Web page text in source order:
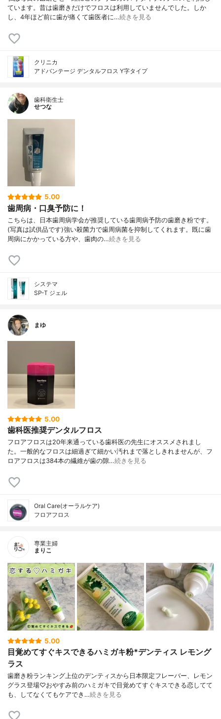
ています。昔は歯磨きだけでフロスは利用していませんでした。しか
し、4年ほど前に歯が痛くて歯医者に…続きを見る
クリニカ
アドバンテージ デンタルフロス Y字タイプ
歯科衛生士
せつな
5.00
歯周病・口臭予防に！
こちらは、日本歯周病学会が推奨している歯周病予防の歯磨き粉です。
(写真は試供品です)強い殺菌力で歯周病菌を抑制してくれます。既に歯
周病にかかっている方や、歯肉の…続きを見る
システマ
SP-T ジェル
まゆ
5.00
歯科医推奨デンタルフロス
フロアフロスは20年来通っている歯科医の先生にオススメされまし
た。一般的なフロスは細過ぎて細かい汚れまで落としきれませんが、フ
ロアフロスは384本の繊維が歯の隙…続きを見る
Oral Care(オーラルケア)
フロアフロス
専業主婦
まりこ
5.00
目覚めてすぐキスできるハミガキ粉*デンティス レモング
ラス
歯磨き粉ランキング上位のデンティスから日本限定フレーバー、レモン
グラス登場♡おやすみ前のハミガキで目覚めてすぐキスできる恋してて
も、してなくてもケアでき…続きを見る